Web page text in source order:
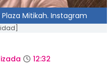
Mitikah. Instagram
12:32